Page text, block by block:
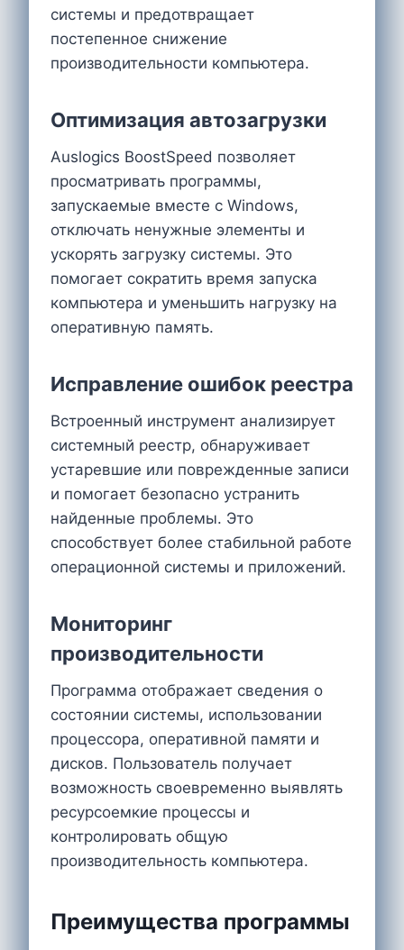
системы и предотвращает
постепенное снижение
производительности компьютера.
Оптимизация автозагрузки
Auslogics BoostSpeed позволяет
просматривать программы,
запускаемые вместе с Windows,
отключать ненужные элементы и
ускорять загрузку системы. Это
помогает сократить время запуска
компьютера и уменьшить нагрузку на
оперативную память.
Исправление ошибок реестра
Встроенный инструмент анализирует
системный реестр, обнаруживает
устаревшие или поврежденные записи
и помогает безопасно устранить
найденные проблемы. Это
способствует более стабильной работе
операционной системы и приложений.
Мониторинг
производительности
Программа отображает сведения о
состоянии системы, использовании
процессора, оперативной памяти и
дисков. Пользователь получает
возможность своевременно выявлять
ресурсоемкие процессы и
контролировать общую
производительность компьютера.
Преимущества программы